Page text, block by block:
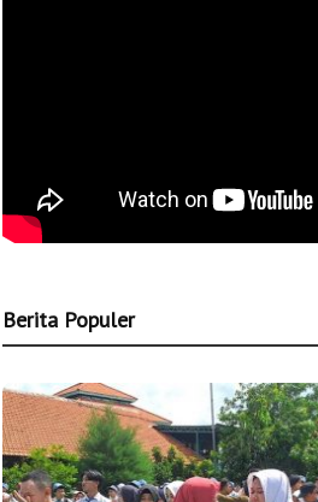
Berita Populer